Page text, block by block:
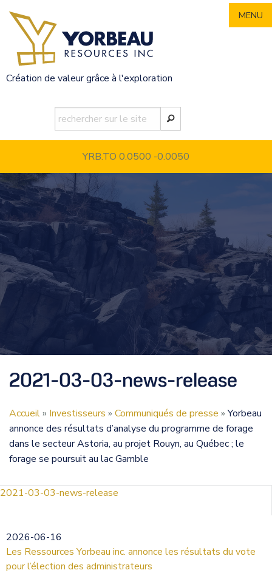
content
Création de valeur grâce à l'exploration
YRB.TO 0.0500 -0.0050
MENU
2021-03-03-news-release
Accueil» Investisseurs » Communiqués de presse »Yorbeau
annonce des résultats d’analyse du programme de forage
dans le secteur Astoria, au projet Rouyn, au Québec ; le
forage se poursuit au lac Gamble
2021-03-03-news-release
2026-06-16
Les Ressources Yorbeau inc. annonce les résultats du vote
pour l’élection des administrateurs